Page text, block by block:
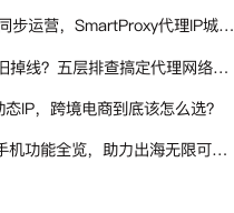
多平台账号同步运营，SmartProxy代理IP城市定位功能有哪些实用价值
反复换IP依旧掉线？五层排查搞定代理网络异常
IP，跨境电商到底该怎么选？
DuoPlus云手机功能全览，助力出海无限可能！